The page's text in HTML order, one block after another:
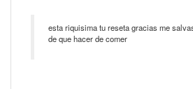
esta riquisima tu reseta gracias me
de que hacer de comer